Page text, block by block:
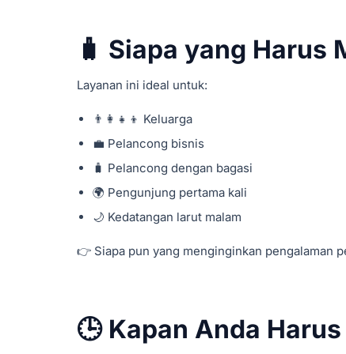
🧳 Siapa yang Harus
Layanan ini ideal untuk:
👨‍👩‍👧‍👦 Keluarga
💼 Pelancong bisnis
🧳 Pelancong dengan bagasi
🌍 Pengunjung pertama kali
🌙 Kedatangan larut malam
👉 Siapa pun yang menginginkan pengalaman
🕒 Kapan Anda